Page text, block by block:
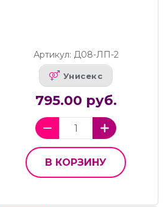
Артикул: Д08-ЛП-2
Унисекс
795.00 руб.
В КОРЗИНУ